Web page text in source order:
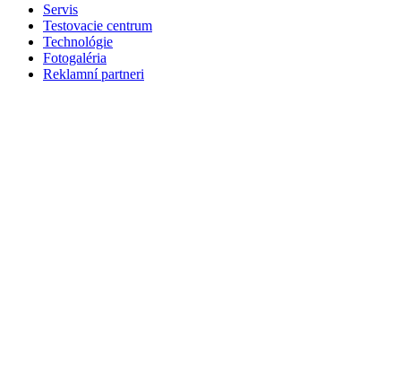
Servis
Testovacie centrum
Technológie
Fotogaléria
Reklamní partneri